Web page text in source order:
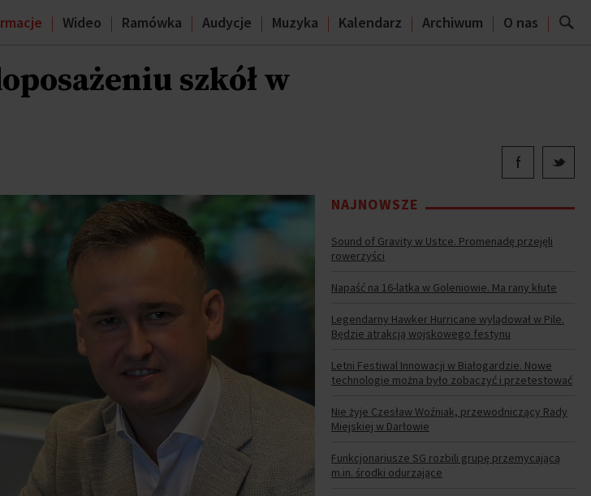
Wideo Ramówka Audycje Muzyka Kalendarz Archiwum O nas
szkół w
NAJNOWSZE
Sound of Gravity w Ustce. Promenadę przejęli
rowerzyści
Napaść na 16-latka w Goleniowie. Ma rany kłute
Legendarny Hawker Hurricane wylądował w Pile.
Będzie atrakcją wojskowego festynu
Letni Festiwal Innowacji w Białogardzie. Nowe
technologie można było zobaczyć i przetestować
Nie żyje Czesław Woźniak, przewodniczący Rady
Miejskiej w Darłowie
Funkcjonariusze SG rozbili grupę przemycającą
m.in. środki odurzające